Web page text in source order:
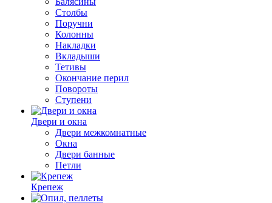
Столбы
Поручни
Колонны
Накладки
Вкладыши
Тетивы
Окончание перил
Повороты
Ступени
Двери и окна
Двери межкомнатные
Окна
Двери банные
Петли
Крепеж